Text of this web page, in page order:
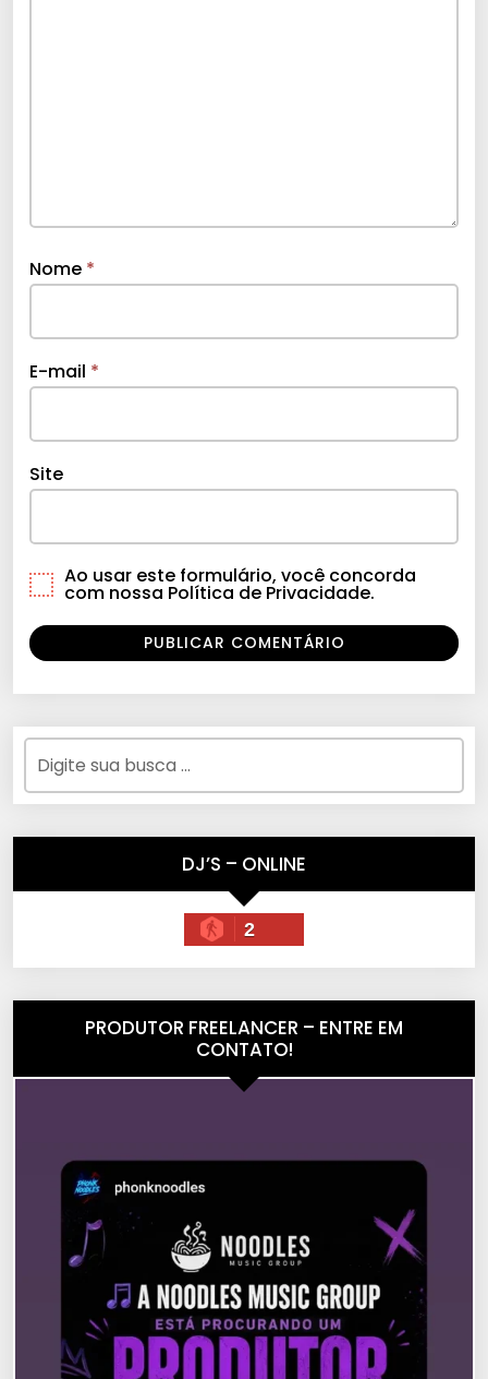
Nome *
E-mail *
Site
Ao usar este formulário, você concorda
com nossa Política de Privacidade.
DJ’S – ONLINE
2
PRODUTOR FREELANCER – ENTRE EM
CONTATO!